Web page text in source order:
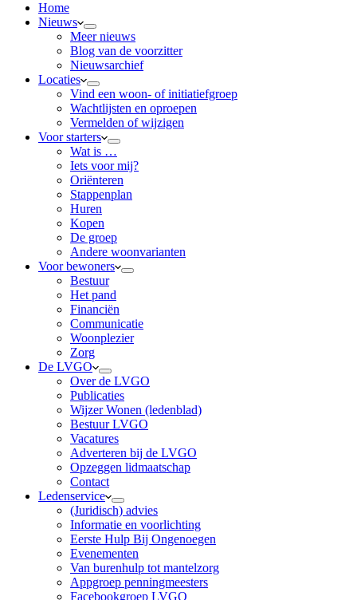
Home
Nieuws
Meer nieuws
Blog van de voorzitter
Nieuwsarchief
Locaties
Vind een woon- of initiatiefgroep
Wachtlijsten en oproepen
Vermelden of wijzigen
Voor starters
Wat is …
Iets voor mij?
Oriënteren
Stappenplan
Huren
Kopen
De groep
Andere woonvarianten
Voor bewoners
Bestuur
Het pand
Financiën
Communicatie
Woonplezier
Zorg
De LVGO
Over de LVGO
Publicaties
Wijzer Wonen (ledenblad)
Bestuur LVGO
Vacatures
Adverteren bij de LVGO
Opzeggen lidmaatschap
Contact
Ledenservice
(Juridisch) advies
Informatie en voorlichting
Eerste Hulp Bij Ongenoegen
Evenementen
Van burenhulp tot mantelzorg
Appgroep penningmeesters
Facebookgroep LVGO